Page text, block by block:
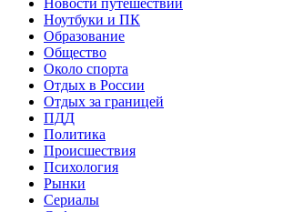
Ноутбуки и ПК
Образование
Общество
Около спорта
Отдых в России
Отдых за границей
ПДД
Политика
Происшествия
Психология
Рынки
Сериалы